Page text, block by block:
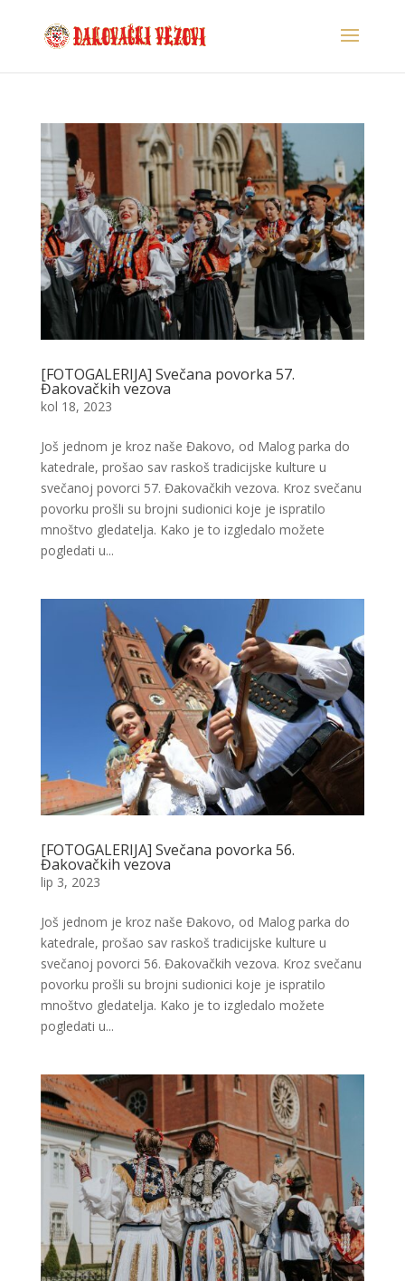
[FOTOGALERIJA] Svečana povorka 57.
Đakovačkih vezova
kol 18, 2023
Još jednom je kroz naše Đakovo, od Malog parka do
katedrale, prošao sav raskoš tradicijske kulture u
svečanoj povorci 57. Đakovačkih vezova. Kroz svečanu
povorku prošli su brojni sudionici koje je ispratilo
mnoštvo gledatelja. Kako je to izgledalo možete
pogledati u...
[FOTOGALERIJA] Svečana povorka 56.
Đakovačkih vezova
lip 3, 2023
Još jednom je kroz naše Đakovo, od Malog parka do
katedrale, prošao sav raskoš tradicijske kulture u
svečanoj povorci 56. Đakovačkih vezova. Kroz svečanu
povorku prošli su brojni sudionici koje je ispratilo
mnoštvo gledatelja. Kako je to izgledalo možete
pogledati u...